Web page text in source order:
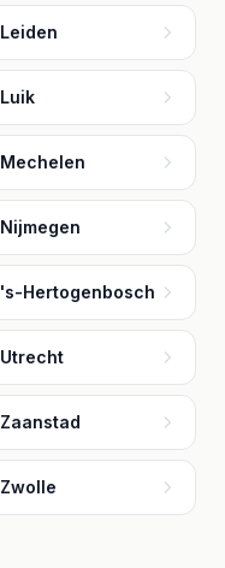
Leiden
Luik
Mechelen
Nijmegen
's-Hertogenbosch
Utrecht
Zaanstad
Zwolle